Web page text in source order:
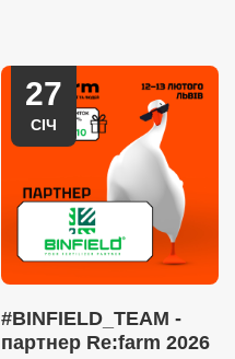
27
СІЧ
#BINFIELD_TEAM -
партнер Re:farm 2026